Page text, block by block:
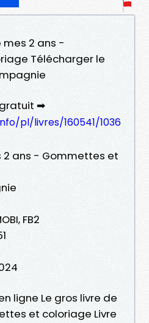
mes 2 ans -
Télécharger le
➡
pl/livres/160541/1036
2 ans - Gommettes et
FB2
ligne Le gros livre de
et coloriage Livre